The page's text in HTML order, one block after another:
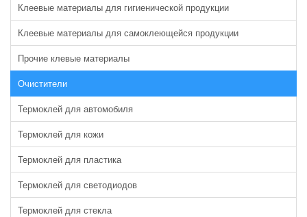
Клеевые материалы для гигиенической продукции
Клеевые материалы для самоклеющейся продукции
Прочие клевые материалы
Очистители
Термоклей для автомобиля
Термоклей для кожи
Термоклей для пластика
Термоклей для светодиодов
Термоклей для стекла